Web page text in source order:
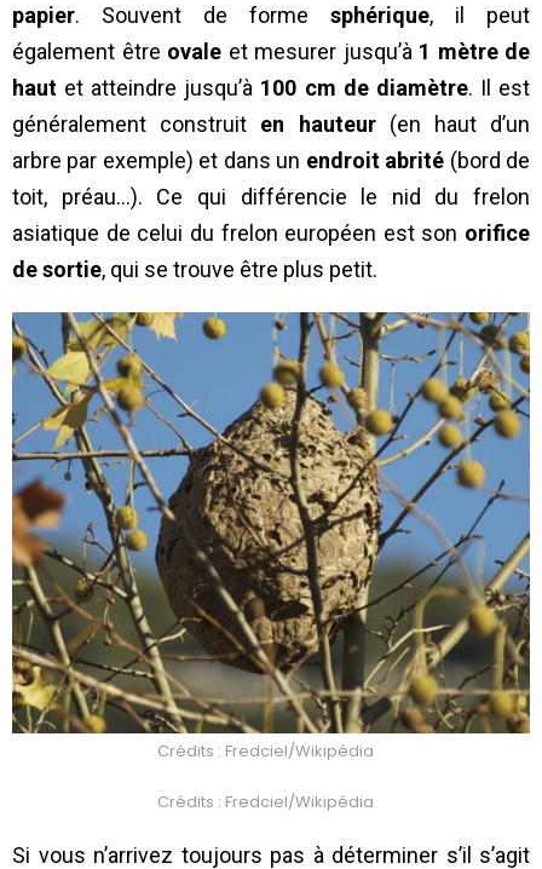
papier. Souvent de forme sphérique, il peut
également être ovale et mesurer jusqu’à 1 mètre de
haut et atteindre jusqu’à 100 cm de diamètre. Il est
généralement construit en hauteur(en haut d’un
arbre par exemple) et dans un endroit abrité (bord de
toit, préau…). Ce qui différencie le nid du frelon
asiatique de celui du frelon européen est son orifice
de sortie, qui se trouve être plus petit.
Crédits : Fredciel/Wikipédia
Crédits : Fredciel/Wikipédia
Si vous n’arrivez toujours pas à déterminer s’il s’agit